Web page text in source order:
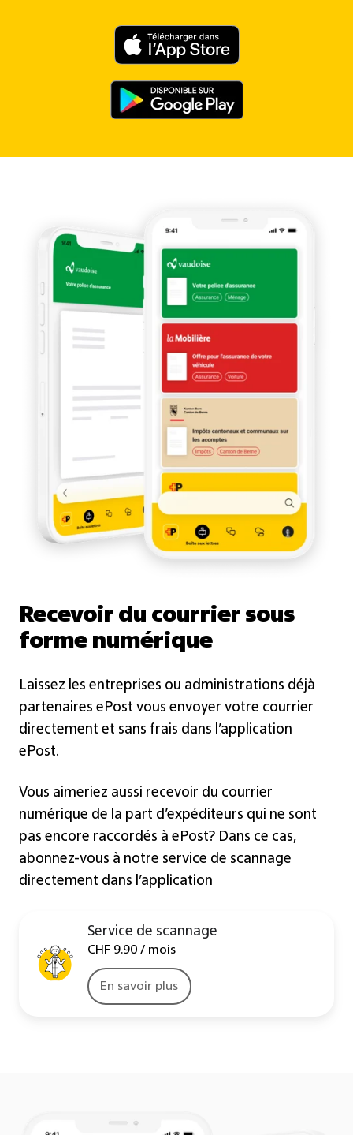
Recevoir du courrier sous
forme numérique
Laissez les entreprises ou administrations déjà
partenaires ePost vous envoyer votre courrier
directement et sans frais dans l’application
ePost.
Vous aimeriez aussi recevoir du courrier
numérique de la part d’expéditeurs qui ne sont
pas encore raccordés à ePost? Dans ce cas,
abonnez-vous à notre service de scannage
directement dans l’application
Service de scannage
CHF 9.90 / mois
En savoir plus